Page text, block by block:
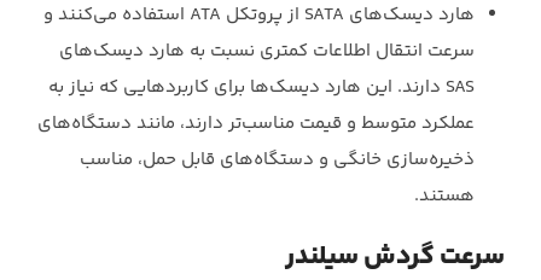
هارد دیسک‌های ‏SATA‏ از پروتکل ‏ATA‏ استفاده می‌کنند و
سرعت انتقال اطلاعات کمتری ‏نسبت به هارد دیسک‌های
‏SAS‏ دارند. این هارد دیسک‌ها برای کاربردهایی که نیاز به
‏عملکرد متوسط و قیمت مناسب‌تر دارند، مانند دستگاه‌های
ذخیره‌سازی خانگی و دستگاه‌های ‏قابل حمل، مناسب
هستند.‏
سرعت گردش سیلندر